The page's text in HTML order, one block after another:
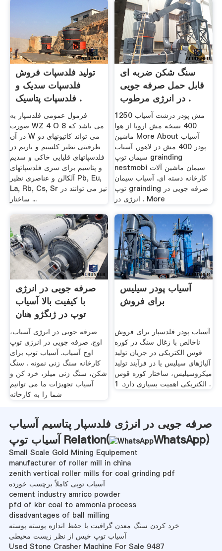
تولید فلدسپات فروش
فلدسپات سدیک و
فلدسپات پتاسیک .
فرمول عمومی فلدسپار به
صورت WZ 4 O 8 می باشد که
در آن W می تواند کاتیونهای دو
ظرفیتی نظیر کلسیم و باریم در
فلدسپاتهای قلیایی خاکی و سدیم
و پتاسیم برای سری فلدسپاتهای
آلکالن و عناصری نظیر Pb, Eu,
La, Rb, Cs, Sr نیز می توانند در
ساختار ...
سنگ شکن ضربه ای
قابل حمل صرفه جویی
در انرژی مرطوب .
1250 مش پودر درشت آسیاب
400 نسخه مش اروپا از هوا
ماشین More About آسیاب
پودر 400 مش در لاهور, آسیاب
سیمان توپ grainding
nestmobi سیمان ماشین آلات
کارخانه دسته ای. آسیاب سیمان
توپ grainding صرفه جویی در
انرژی در . More
صرفه جویی در انرژی
با کیفیت بالا آسیاب
توپ در ژنگژو هنان
صرفه جویی در انرژی آسیاب،
اوج. صرفه جویی در انرژی توپ
اوج آسیاب. آسیاب توپ برای
کارخانه سنگ زنی نمونه . سنگ
شکن، سنگ زنی میلز، خرد کن و
آسیاب تجهیزات ما می توانیم
شما را به کارخانه
آسیاب پودر سیلیس
برای فروش
آسیاب پودر فلدسپار برای فروش
ناخالص با زغال سنگ در کوره
قوس الکتریکی در جریان تولید
آلیاژهای سیلیس یا در فرآیند تولید
میکروسیلیس، ساختار کوره قوس
الکتریکی اهمیت بسیاری دارد. 1 .
صرفه جویی در انرژی فلدسپار پتاسیم آسیاب
آسیاب توپ Relation(
WhatsApp)
Small Scale Gold Mining Equipement
manufacturer of roller mill in china
zenith vertical roller mills for coal grinding pdf
آسیاب توپی کاملاً برچسب خورده
cement industry amrico powder
pfd of kbr coal to ammonia process
disadvantages of ball milling
خرد کردن سنگ معدن گرافیت با حفظ اندازه پوسته پوسته
آسیاب توپ خیس از نظر زیست محیطی
Used Stone Crasher Machine For Sale 9487